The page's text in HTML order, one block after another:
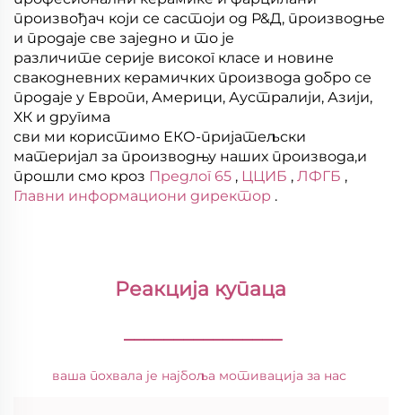
произвођач који се састоји од Р&Д, производње
и продаје све заједно и то је
различите серије високог класе и новине
свакодневних керамичких производа добро се
продаје у Европи, Америци, Аустралији, Азији,
ХК и другима
сви ми користимо ЕКО-пријатељски
материјал за производњу наших производа,и
прошли смо кроз Предлог 65 , ЦЦИБ , ЛФГБ ,
Главни информациони директор .
Реакција купаца
________________
ваша похвала је најбоља мотивација за нас